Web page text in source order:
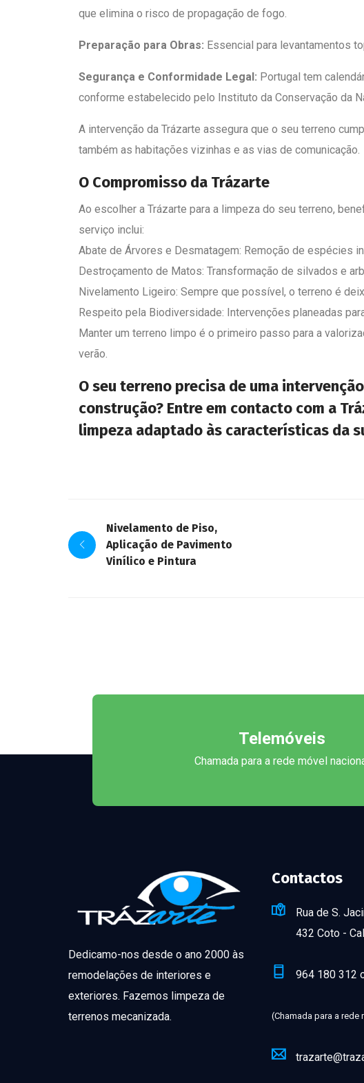
que elimina o risco de propagação de fogo.
Preparação para Obras: Essencial para levantamentos
Segurança e Conformidade Legal: Portugal tem
conforme estabelecido pelo Instituto da Conservação da
A intervenção da Trázarte assegura que o seu terreno
também as habitações vizinhas e as vias de comunicação.
O Compromisso da Trázarte
Ao escolher a Trázarte para a limpeza do seu terreno,
serviço inclui:
Abate de Árvores e Desmatagem: Remoção de espécies
Destroçamento de Matos: Transformação de silvados e
Nivelamento Ligeiro: Sempre que possível, o terreno é
Respeito pela Biodiversidade: Intervenções planeadas
Manter um terreno limpo é o primeiro passo para a
verão.
O seu terreno precisa de uma
construção? Entre em contacto com a
limpeza adaptado às características da
Nivelamento de Piso,
Aplicação de Pavimento
Vinílico e Pintura
Telemóveis
Chamada para a rede móvel
Dedicamo-nos desde o ano 2000 às
remodelações de interiores e
exteriores. Fazemos limpeza de
terrenos mecanizada.
Contactos
Rua de S.
432 Coto -
964 180 312
(Chamada para a rede